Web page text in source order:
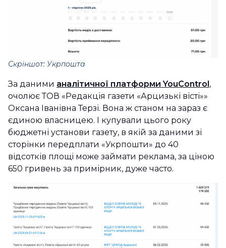
Скріншот: Укрпошта
За даними аналітичної платформи YouControl ,
очолює ТОВ «Редакція газети «Арцизькі вісті»»
Оксана Іванівна Терзі. Вона ж станом на зараз є
єдиною власницею. І купували цього року
бюджетні установи газету, в якій за даними зі
сторінки передплати «Укрпошти» до 40
відсотків площі може займати реклама, за ціною
650 гривень за примірник, дуже часто.